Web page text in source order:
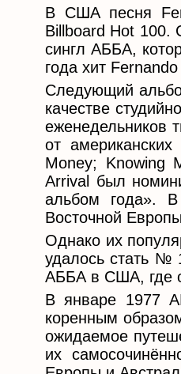
В США песня
Billboard Hot 100.
сингл АББА,
года хит
Следующий
качестве
еженедельников
от
Money; Knowing
Arrival был
альбом года».
Восточной
Однако их
удалось стать №
АББА в США, где
В январе 1977
коренным
ожидаемое
их